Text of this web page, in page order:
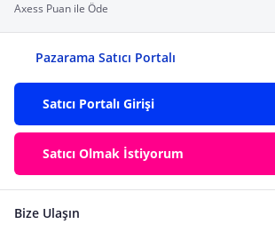
Axess Puan ile Öde
Pazarama Satıcı Portalı
Satıcı Portalı Girişi
Satıcı Olmak İstiyorum
Bize Ulaşın